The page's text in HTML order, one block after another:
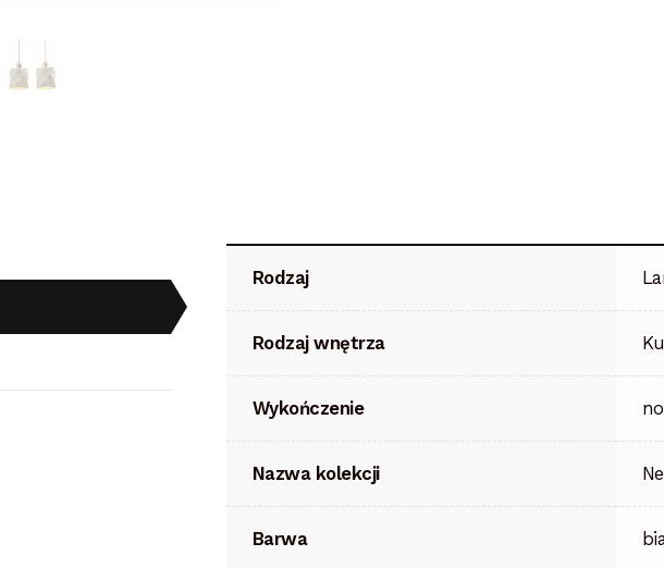
Rodzaj
Rodzaj wnętrza
Wykończenie
Nazwa kolekcji
Barwa